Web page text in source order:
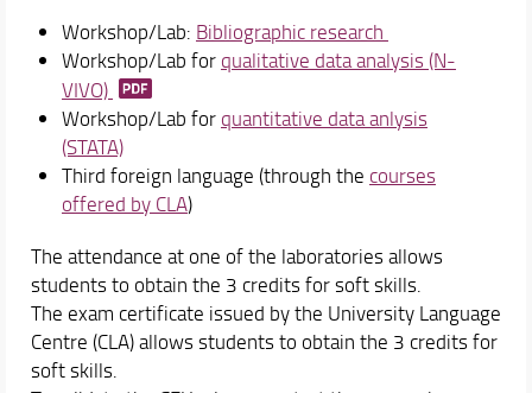
Laboratorio di ricerca bibliografica
Laboratorio di STATA
Laboratorio di N-Vivo
Moodle- E-learning
Per laurearsi
Proseguire dopo la laurea
Orario e calendari
Workshop/Lab: Bibliographic research
Workshop/Lab for qualitative data analysis (N-
VIVO)
Workshop/Lab for quantitative data anlysis
(STATA)
Third foreign language (through the courses
offered by CLA)
The attendance at one of the laboratories allows
students to obtain the 3 credits for soft skills.
The exam certificate issued by the University Language
Centre (CLA) allows students to obtain the 3 credits for
soft skills.